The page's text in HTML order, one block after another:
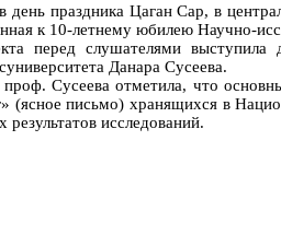
день праздника Цаган Сар, в
к 10-летнему юбилею Научно-
перед слушателями
Данара Сусеева.
Сусеева отметила, что
(ясное письмо) хранящихся в
исследований.